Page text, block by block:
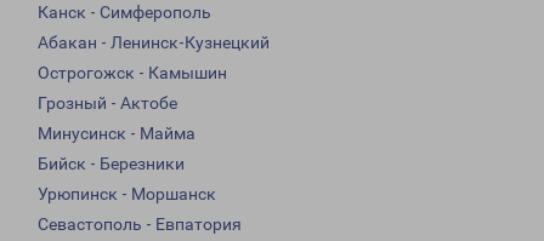
Канск - Симферополь
Абакан - Ленинск-Кузнецкий
Острогожск - Камышин
Грозный - Актобе
Минусинск - Майма
Бийск - Березники
Урюпинск - Моршанск
Севастополь - Евпатория